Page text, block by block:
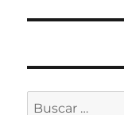
Buscar